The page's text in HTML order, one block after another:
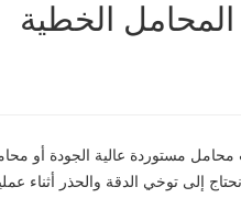
المحامل الخطية
مستوردة عالية الجودة أو
إلى توخي الدقة والحذر أثناء